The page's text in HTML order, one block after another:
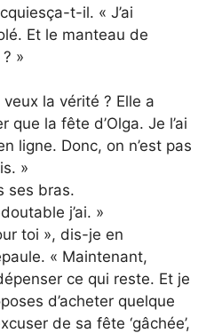
t-il. « J’ai
Et le manteau de
»
la vérité ? Elle a
que la fête d’Olga. Je l’ai
ligne. Donc, on n’est pas
»
ses bras.
j’ai. »
toi », dis-je en
« Maintenant,
ce qui reste. Et je
d’acheter quelque
de sa fête ‘gâchée’,